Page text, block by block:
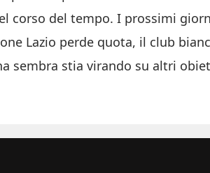
corso del tempo. I prossimi
Lazio perde quota, il club
sembra stia virando su altri